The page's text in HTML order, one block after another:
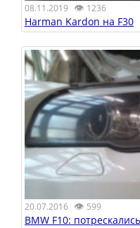
08.11.2019 👁 1236
Harman Kardon на F30
20.07.2016 👁 599
BMW F10: